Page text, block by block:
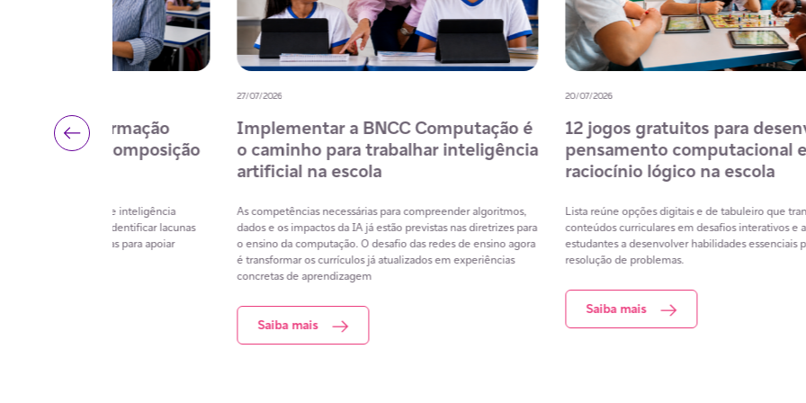
ECA Digital amplia a proteção de
crianças e adolescentes e fortalece a
cidadania digital nas escolas
A atualização do Estatuto da Criança e do Adolescente
incorpora novos desafios do ambiente digital e amplia a
responsabilidade das escolas na formação dos estudantes.
Para apoiar educadores, a Fundação Telefônica Vivo oferece
gratuitamente o curso Cidadania Digital, da plataforma Escolas
Formação de professores de
matemática: como a tecnologia pode
apoiar a aprendizagem docente
Resultados da Prova Nacional Docente evidenciam desafios na
formação de professores e mostram como tecnologias digitais
podem apoiar o desenvolvimento profissional docente e
contribuir para a aprendizagem em matemática.
IA
e